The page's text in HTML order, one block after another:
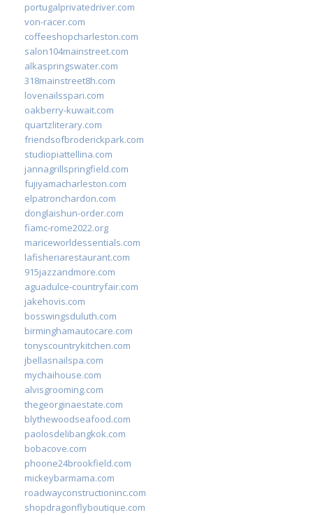
portugalprivatedriver.com
von-racer.com
coffeeshopcharleston.com
salon104mainstreet.com
alkaspringswater.com
318mainstreet8h.com
lovenailsspari.com
oakberry-kuwait.com
quartzliterary.com
friendsofbroderickpark.com
studiopiattellina.com
jannagrillspringfield.com
fujiyamacharleston.com
elpatronchardon.com
donglaishun-order.com
fiamc-rome2022.org
mariceworldessentials.com
lafisheriarestaurant.com
915jazzandmore.com
aguadulce-countryfair.com
jakehovis.com
bosswingsduluth.com
birminghamautocare.com
tonyscountrykitchen.com
jbellasnailspa.com
mychaihouse.com
alvisgrooming.com
thegeorginaestate.com
blythewoodseafood.com
paolosdelibangkok.com
bobacove.com
phoone24brookfield.com
mickeybarmama.com
roadwayconstructioninc.com
shopdragonflyboutique.com